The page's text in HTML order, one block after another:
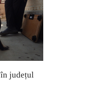
județul